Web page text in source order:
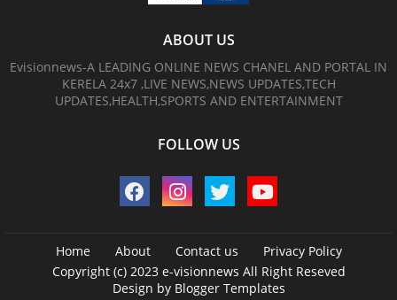
ABOUT US
Evisionnews-A LEADING ONLINE NEWS CHANEL AND PORTAL IN
KERELA 24x7 ,LIVE NEWS,NEWS UPDATES,TECH
UPDATES,HEALTH,SPORTS AND ENTERTAINMENT
FOLLOW US
Home About Contact us
Privacy Policy
Copyright (c) 2023 e-visionnews All Right Reseved
Design by Blogger Templates